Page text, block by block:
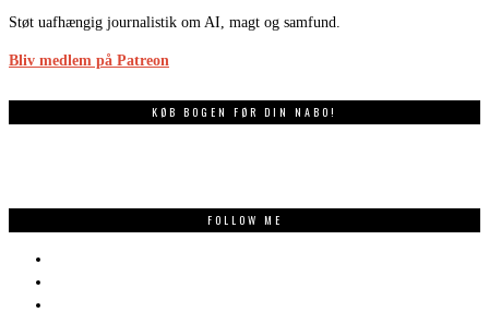
Støt uafhængig journalistik om AI, magt og samfund.
Bliv medlem på Patreon
KØB BOGEN FØR DIN NABO!
FOLLOW ME